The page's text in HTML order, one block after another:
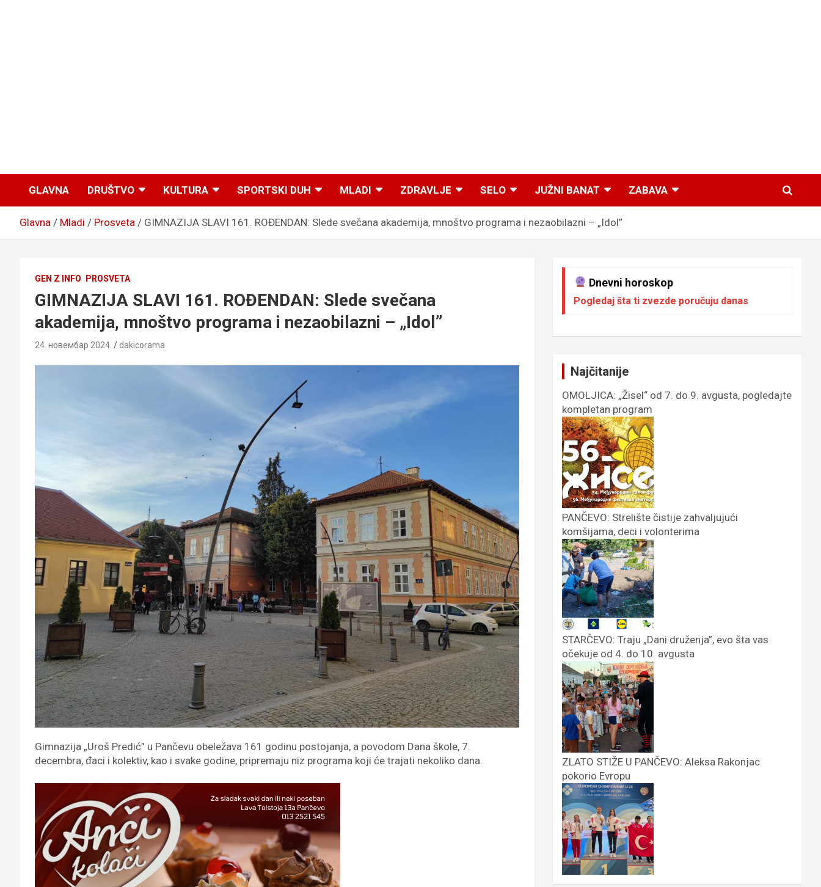
GLAVNA DRUŠTVO KULTURA SPORTSKI DUH MLADI ZDRAVLJE SELO JUŽNI BANAT ZABAVA
Glavna Mladi Prosveta GIMNAZIJA SLAVI 161. ROĐENDAN: Slede svečana akademija, mnoštvo programa i nezaobilazni – „Idol”
GEN Z INFO PROSVETA
GIMNAZIJA SLAVI 161. ROĐENDAN: Slede svečana
akademija, mnoštvo programa i nezaobilazni – „Idol”
24. новембар 2024. dakicorama
Gimnazija „Uroš Predić” u Pančevu obeležava 161 godinu postojanja, a povodom Dana škole, 7.
decembra, đaci i kolektiv, kao i svake godine, pripremaju niz programa koji će trajati nekoliko dana.
Dnevni horoskop
Pogledaj šta ti zvezde poručuju danas
Najčitanije
OMOLJICA: „Žisel“ od 7. do 9. avgusta, pogledajte
kompletan program
PANČEVO: Strelište čistije zahvaljujući
komšijama, deci i volonterima
STARČEVO: Traju „Dani druženja”, evo šta vas
očekuje od 4. do 10. avgusta
ZLATO STIŽE U PANČEVO: Aleksa Rakonjac
pokorio Evropu